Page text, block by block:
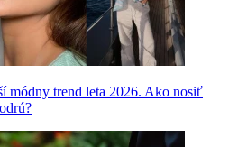
módny trend leta 2026. Ako nosiť